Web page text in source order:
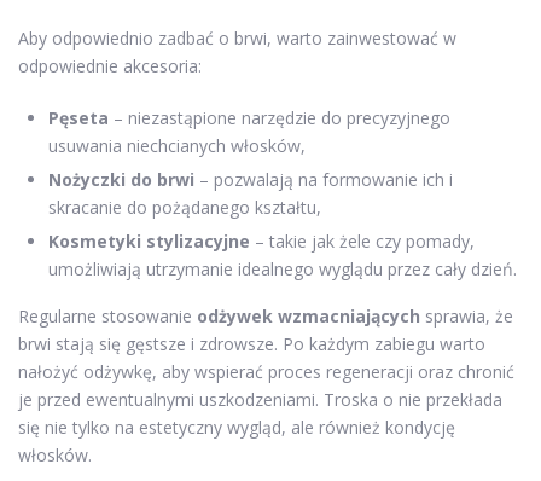
Aby odpowiednio zadbać o brwi, warto zainwestować w
odpowiednie akcesoria:
Pęseta – niezastąpione narzędzie do precyzyjnego
usuwania niechcianych włosków,
Nożyczki do brwi – pozwalają na formowanie ich i
skracanie do pożądanego kształtu,
Kosmetyki stylizacyjne – takie jak żele czy pomady,
umożliwiają utrzymanie idealnego wyglądu przez cały dzień.
Regularne stosowanie odżywek wzmacniających sprawia, że
brwi stają się gęstsze i zdrowsze. Po każdym zabiegu warto
nałożyć odżywkę, aby wspierać proces regeneracji oraz chronić
je przed ewentualnymi uszkodzeniami. Troska o nie przekłada
się nie tylko na estetyczny wygląd, ale również kondycję
włosków.